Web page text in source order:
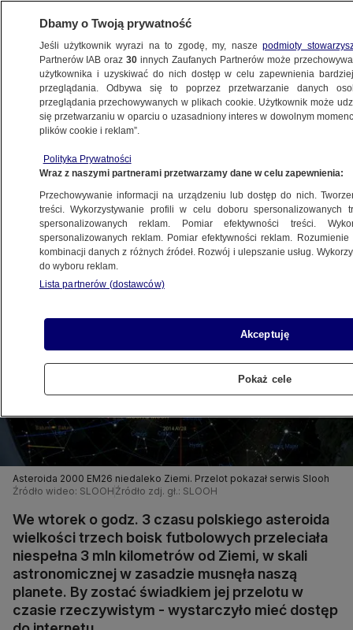
METEO
NAJNOWSZE
pokazał serwis Slooh
17.02.2014, 21:42
Udostępnij
Asteroida 2000 EM26 niedaleko Ziemi. Przelot pokazał serwis Slooh
Źródło wideo: SLOOH Źródło zdj. gł.: SLOOH
We wtorek o godz. 3 czasu polskiego asteroida
wielkości trzech boisk futbolowych przeleciała
niespełna 3 mln kilometrów od Ziemi, w skali
astronomicznej w zasadzie musnęła naszą
planete. By zostać świadkiem jej przelotu w
czasie rzeczywistym - wystarczyło mieć dostęp
Dbamy o Twoją prywatność
Jeśli użytkownik wyrazi na to zgodę, my, naszepodmioty
Partnerów IAB oraz30 innych Zaufanych Partnerów może
użytkownika i uzyskiwać do nich dostęp w celu zapewnienia
przeglądania. Odbywa się to poprzez przetwarzanie danych
przeglądania przechowywanych w plikach cookie. Użytkownik może
się przetwarzaniu w oparciu o uzasadniony interes w dowolnym
plików cookie i reklam”.
Polityka Prywatności
Wraz z naszymi partnerami przetwarzamy dane w celu zapewnienia:
Przechowywanie informacji na urządzeniu lub dostęp do nich.
treści. Wykorzystywanie profili w celu doboru spersonalizowanych
spersonalizowanych reklam. Pomiar efektywności treści.
spersonalizowanych reklam. Pomiar efektywności reklam.
kombinacji danych z różnych źródeł. Rozwój i ulepszanie usług.
do wyboru reklam.
Lista partnerów (dostawców)
Akceptuję
Pokaż cele